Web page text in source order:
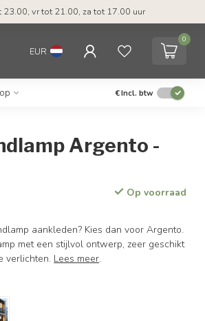
23.00, vr tot 21.00, za tot 17.00 uur
EUR
0
€Incl. btw
Argento -
Op voorraad
aankleden? Kies dan voor Argento.
met een stijlvol ontwerp, zeer geschikt
verlichten. Lees meer.